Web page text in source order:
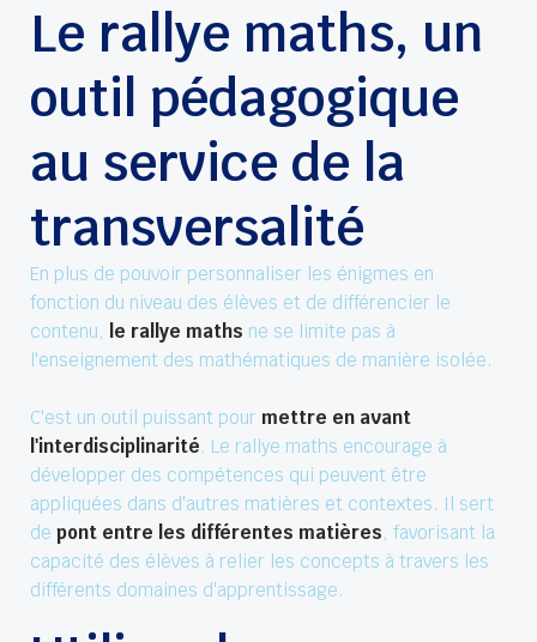
Le rallye maths, un
outil pédagogique
au service de la
transversalité
En plus de pouvoir personnaliser les énigmes en
fonction du niveau des élèves et de différencier le
contenu, le rallye maths ne se limite pas à
l'enseignement des mathématiques de manière isolée.
C'est un outil puissant pour mettre en avant
l'interdisciplinarité. Le rallye maths encourage à
développer des compétences qui peuvent être
appliquées dans d'autres matières et contextes. Il sert
de pont entre les différentes matières, favorisant la
capacité des élèves à relier les concepts à travers les
différents domaines d'apprentissage.